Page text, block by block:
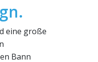
eine große
Bann